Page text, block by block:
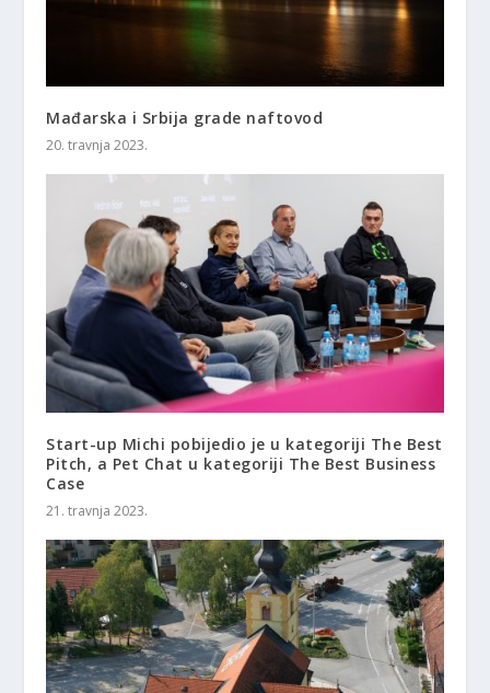
Mađarska i Srbija grade naftovod
20. travnja 2023.
Start-up Michi pobijedio je u kategoriji The Best
Pitch, a Pet Chat u kategoriji The Best Business
Case
21. travnja 2023.